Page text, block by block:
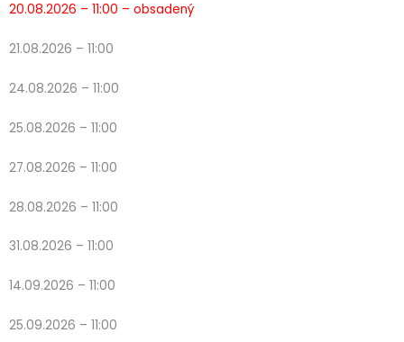
20.08.2026 – 11:00 – obsadený
21.08.2026 – 11:00
24.08.2026 – 11:00
25.08.2026 – 11:00
27.08.2026 – 11:00
28.08.2026 – 11:00
31.08.2026 – 11:00
14.09.2026 – 11:00
25.09.2026 – 11:00